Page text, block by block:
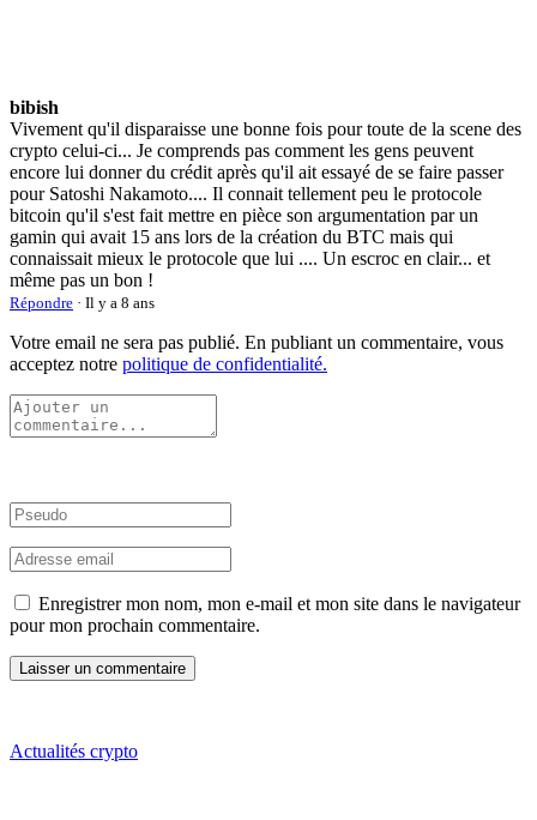
bibish
Vivement qu'il disparaisse une bonne fois pour toute de la scene des
crypto celui-ci... Je comprends pas comment les gens peuvent
encore lui donner du crédit après qu'il ait essayé de se faire passer
pour Satoshi Nakamoto.... Il connait tellement peu le protocole
bitcoin qu'il s'est fait mettre en pièce son argumentation par un
gamin qui avait 15 ans lors de la création du BTC mais qui
connaissait mieux le protocole que lui .... Un escroc en clair... et
même pas un bon !
Répondre · Il y a 8 ans
Votre email ne sera pas publié. En publiant un commentaire, vous
acceptez notre politique de confidentialité.
Enregistrer mon nom, mon e-mail et mon site dans le navigateur
pour mon prochain commentaire.
Actualités crypto